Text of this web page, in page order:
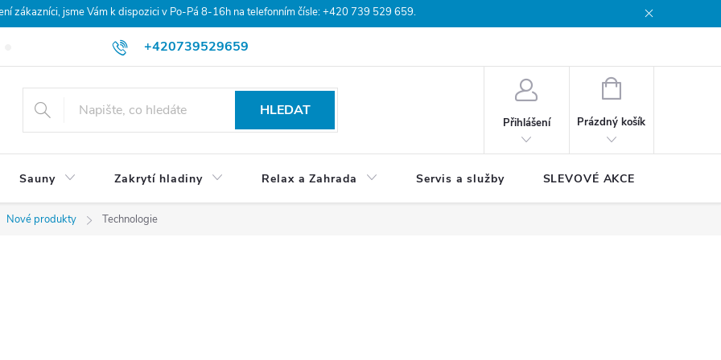
zákazníci, jsme Vám k dispozici v Po-Pá 8-16h na telefonním čísle: +420 739 529 659.
+420739529659
Hodnocení obchodu Doprava a platba
HLEDAT
Přihlášení
NÁKUPNÍ
Prázdný košík
Sauny Zakrytí hladiny Relax a Zahrada Servis a služby SLEVOVÉ AKCE
Nové produkty Technologie